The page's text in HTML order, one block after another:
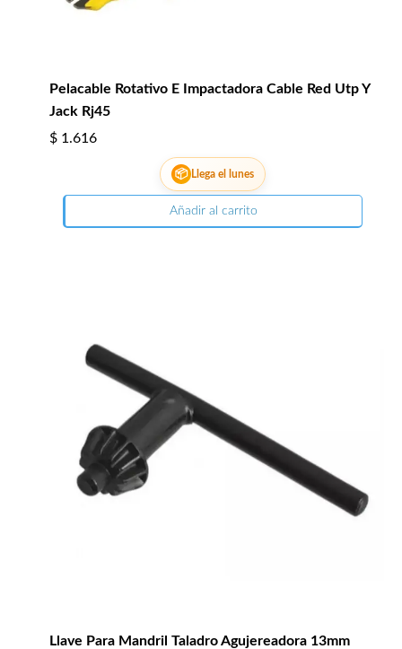
Pelacable Rotativo E Impactadora Cable Red Utp Y
Jack Rj45
$ 1.616
📦 Llega el lunes
Añadir al carrito
Llave Para Mandril Taladro Agujereadora 13mm